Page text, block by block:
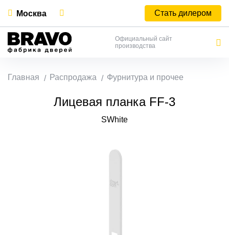
Москва Стать дилером
Официальный сайт
производства
Главная Распродажа Фурнитура и прочее
Лицевая планка FF-3
SWhite